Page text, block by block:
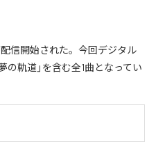
配信開始された。今回デジタル
の軌道」を含む全1曲となってい